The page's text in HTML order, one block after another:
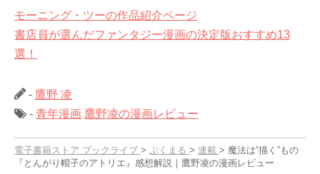
モーニング・ツーの作品紹介ページ
書店員が選んだファンタジー漫画の決定版おすすめ13
選！
- 鷹野 凌
- 青年漫画 鷹野凌の漫画レビュー
電子書籍ストア ブックライブ > ぶくまる > 連載 > 魔法は“描く”もの
『とんがり帽子のアトリエ』感想解説｜鷹野凌の漫画レビュー